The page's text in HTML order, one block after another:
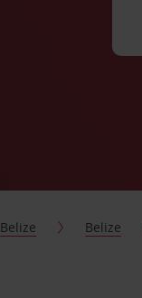
Belize Belize